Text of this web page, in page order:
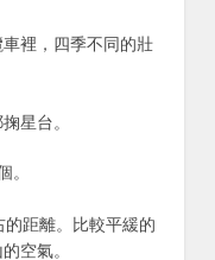
裡，四季不同的壯
星台。
。
距離。比較平緩的
空氣。